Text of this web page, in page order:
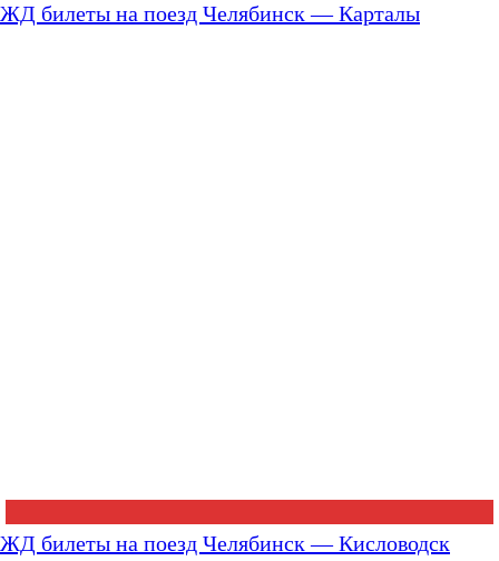
ЖД билеты на поезд Челябинск — Карталы
ЖД билеты на поезд Челябинск — Кисловодск